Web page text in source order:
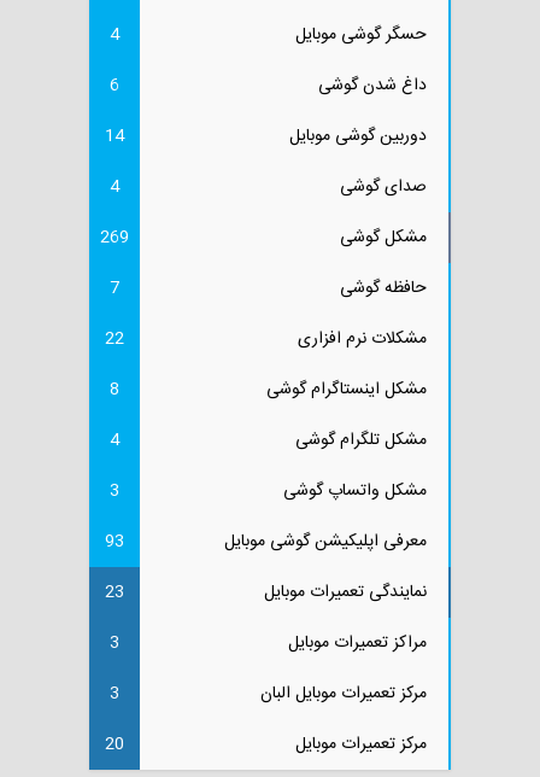
حسگر گوشی موبایل
4
داغ شدن گوشی
6
دوربین گوشی موبایل
14
صدای گوشی
4
مشکل گوشی
269
حافظه گوشی
7
مشکلات نرم افزاری
22
مشکل اینستاگرام گوشی
8
مشکل تلگرام گوشی
4
مشکل واتساپ گوشی
3
معرفی اپلیکیشن گوشی موبایل
93
نمایندگی تعمیرات موبایل
23
مراکز تعمیرات موبایل
3
مرکز تعمیرات موبایل البان
3
مرکز تعمیرات موبایل
20